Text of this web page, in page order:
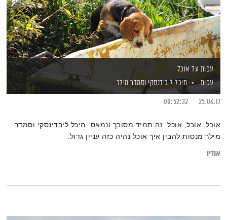
עפות על אוכל
עפות
מיכל ליבידנסקי וסמדר מילר
25.06.17
00:52:32
אוכל, אוכל, אוכל. זה תמיד מסובך ונמאס. מיכל ליבדינסקי וסמדר
מילר מנסות להבין איך אוכל נהיה כזה עניין גדול.
אודיו